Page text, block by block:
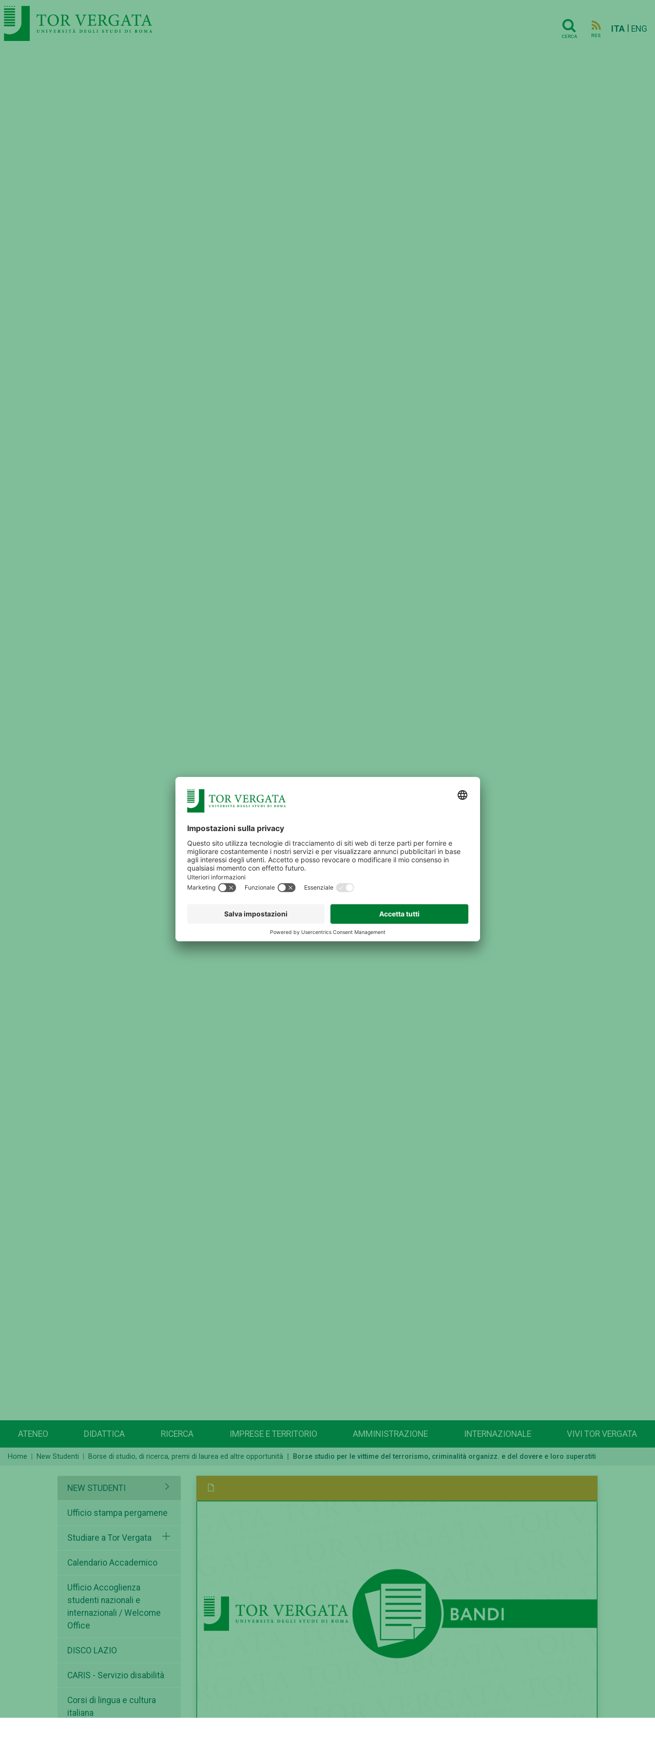
CERCA RSS
ITA ENG
ATENEO DIDATTICA RICERCA IMPRESE E TERRITORIO AMMINISTRAZIONE INTERNAZIONALE VIVI TOR VERGATA
Home New Studenti Borse di studio, di ricerca, premi di laurea ed altre opportunità Borse studio per le vittime del terrorismo, criminalità organizz. e del dovere e loro superstiti
NEW STUDENTI
Ufficio stampa pergamene
Studiare a Tor Vergata
Calendario Accademico
Ufficio Accoglienza
studenti nazionali e
internazionali / Welcome
Office
DISCO LAZIO
CARIS - Servizio disabilità
Corsi di lingua e cultura
italiana